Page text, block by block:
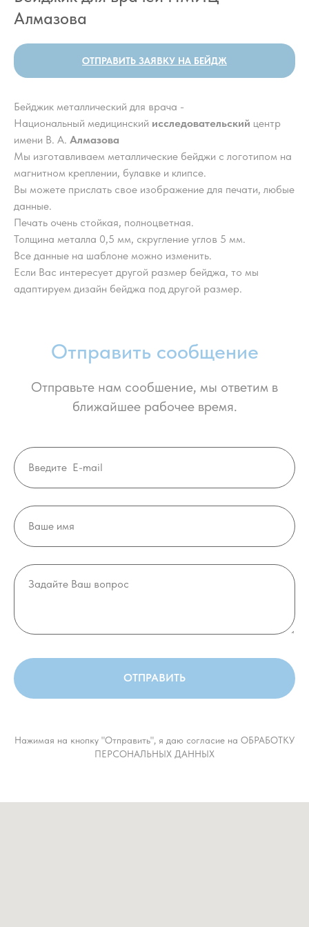
Алмазова
ОТПРАВИТЬ ЗАЯВКУ НА БЕЙДЖ
Бейджик металлический для врача -
Национальный медицинский исследовательский центр
имени В. А. Алмазова
Мы изготавливаем металлические бейджи с логотипом на
магнитном креплении, булавке и клипсе.
Вы можете прислать свое изображение для печати, любые
данные.
Печать очень стойкая, полноцветная.
Толщина металла 0,5 мм, скругление углов 5 мм.
Все данные на шаблоне можно изменить.
Если Вас интересует другой размер бейджа, то мы
адаптируем дизайн бейджа под другой размер.
Отправить сообщение
Отправьте нам сообшение, мы ответим в
ближайшее рабочее время.
ОТПРАВИТЬ
Нажимая на кнопку "Отправить", я даю согласие на ОБРАБОТКУ
ПЕРСОНАЛЬНЫХ ДАННЫХ